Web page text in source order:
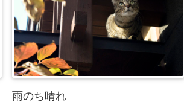
雨のち晴れ